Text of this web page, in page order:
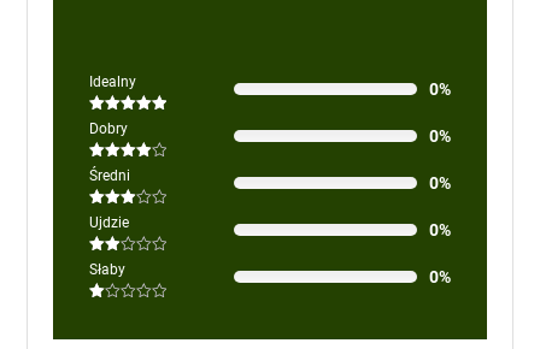
Idealny
Oceniono
0%
Dobry
Oceniono
0%
Średni
Oceniono
na 5
0%
Ujdzie
Oceniono
5
0%
Słaby
na
0%